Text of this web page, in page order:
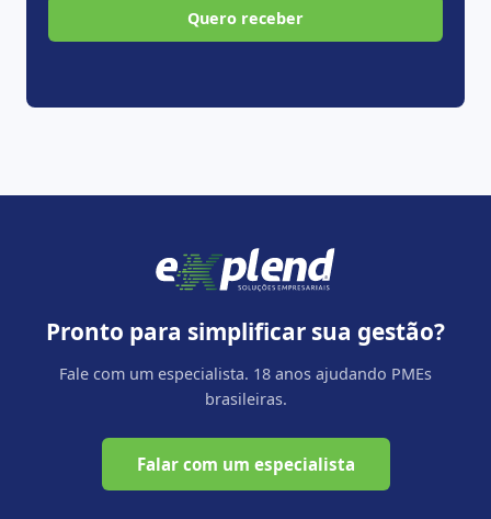
Quero receber
Pronto para simplificar sua gestão?
Fale com um especialista. 18 anos ajudando PMEs
brasileiras.
Falar com um especialista